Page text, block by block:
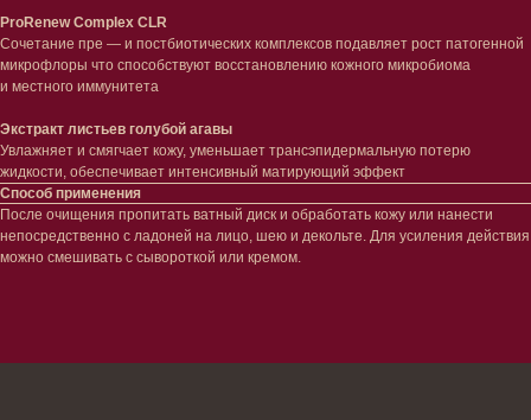
ProRenew Complex CLR
Сочетание пре — и постбиотических комплексов подавляет рост патогенной
микрофлоры что способствуют восстановлению кожного микробиома
и местного иммунитета
Экстракт листьев голубой агавы
Увлажняет и смягчает кожу, уменьшает трансэпидермальную потерю
жидкости, обеспечивает интенсивный матирующий эффект
Способ применения
После очищения пропитать ватный диск и обработать кожу или нанести
непосредственно с ладоней на лицо, шею и декольте. Для усиления действия
можно смешивать с сывороткой или кремом.
Клиентам
Система лояльности
Доставка и самовывоз
Оплата и возврат
Реквизиты и контакты
Кондиционеры/бальзамы
Маски/скрабы
Сыворотки/лосьоны
Спреи